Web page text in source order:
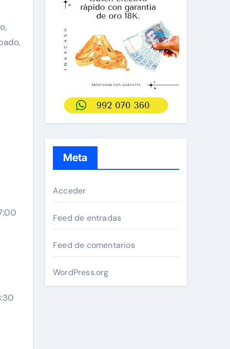
Meta
Acceder
Feed de entradas
Feed de comentarios
WordPress.org